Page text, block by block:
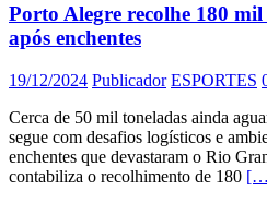
Porto Alegre recolhe 180
após enchentes
19/12/2024 Publicador ESPORTES
Cerca de 50 mil toneladas ainda
segue com desafios logísticos e
enchentes que devastaram o Rio
contabiliza o recolhimento de 180